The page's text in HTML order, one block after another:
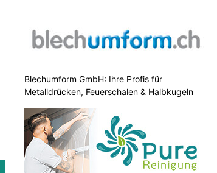
Blechumform GmbH: Ihre Profis für
Metalldrücken, Feuerschalen & Halbkugeln